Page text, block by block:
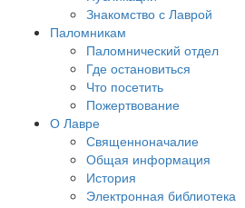
Знакомство с Лаврой
Паломникам
Паломнический отдел
Где остановиться
Что посетить
Пожертвование
О Лавре
Священноначалие
Общая информация
История
Электронная библиотека